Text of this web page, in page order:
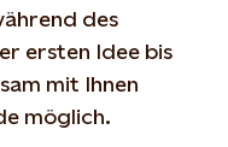
des
ersten Idee bis
mit Ihnen
möglich.